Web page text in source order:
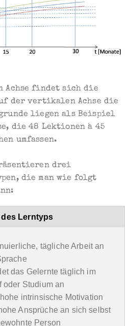
Achse findet sich die
der vertikalen Achse die
liegen als Beispiel
die 48 Lektionen à 45
umfassen.
drei
die man wie folgt
des Lerntyps
tägliche Arbeit an
das Gelernte täglich im
oder Studium an
intrinsische Motivation
Ansprüche an sich selbst
Person